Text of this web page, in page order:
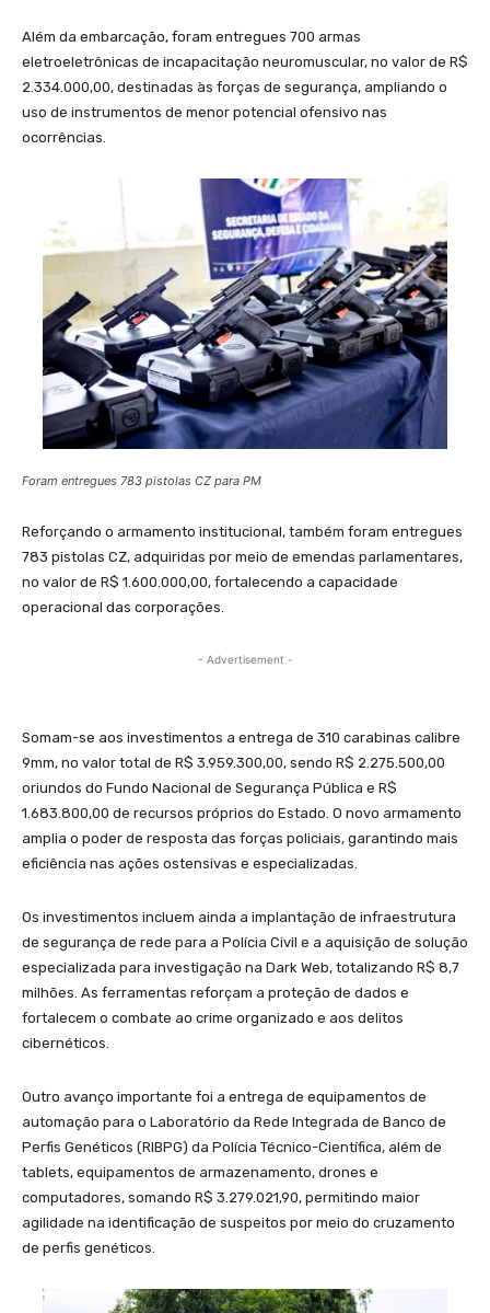
Além da embarcação, foram entregues 700 armas
eletroeletrônicas de incapacitação neuromuscular, no valor de R$
2.334.000,00, destinadas às forças de segurança, ampliando o
uso de instrumentos de menor potencial ofensivo nas
ocorrências.
Foram entregues 783 pistolas CZ para PM
Reforçando o armamento institucional, também foram entregues
783 pistolas CZ, adquiridas por meio de emendas parlamentares,
no valor de R$ 1.600.000,00, fortalecendo a capacidade
operacional das corporações.
- Advertisement -
Somam-se aos investimentos a entrega de 310 carabinas calibre
9mm, no valor total de R$ 3.959.300,00, sendo R$ 2.275.500,00
oriundos do Fundo Nacional de Segurança Pública e R$
1.683.800,00 de recursos próprios do Estado. O novo armamento
amplia o poder de resposta das forças policiais, garantindo mais
eficiência nas ações ostensivas e especializadas.
Os investimentos incluem ainda a implantação de infraestrutura
de segurança de rede para a Polícia Civil e a aquisição de solução
especializada para investigação na Dark Web, totalizando R$ 8,7
milhões. As ferramentas reforçam a proteção de dados e
fortalecem o combate ao crime organizado e aos delitos
cibernéticos.
Outro avanço importante foi a entrega de equipamentos de
automação para o Laboratório da Rede Integrada de Banco de
Perfis Genéticos (RIBPG) da Polícia Técnico-Científica, além de
tablets, equipamentos de armazenamento, drones e
computadores, somando R$ 3.279.021,90, permitindo maior
agilidade na identificação de suspeitos por meio do cruzamento
de perfis genéticos.